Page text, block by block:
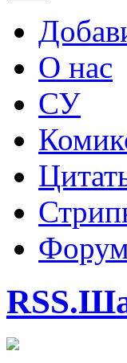
О нас
СУ